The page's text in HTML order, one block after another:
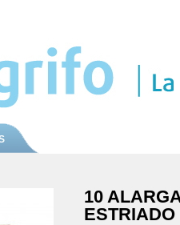
10
ESTRIADO